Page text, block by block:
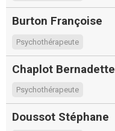
Burton Françoise
Psychothérapeute
Chaplot Bernadette
Psychothérapeute
Doussot Stéphane